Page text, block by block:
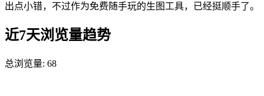
出点小错，不过作为免费随手玩的生图工具，已经挺顺手了。
近7天浏览量趋势
总浏览量: 68